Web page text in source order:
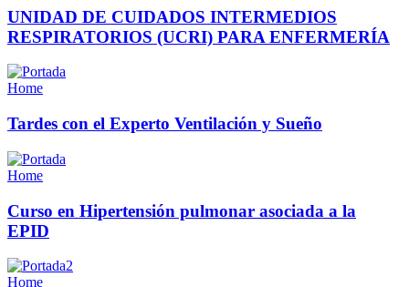
UNIDAD DE CUIDADOS INTERMEDIOS
RESPIRATORIOS (UCRI) PARA ENFERMERÍA
Home
Tardes con el Experto Ventilación y Sueño
Home
Curso en Hipertensión pulmonar asociada a la
EPID
Home